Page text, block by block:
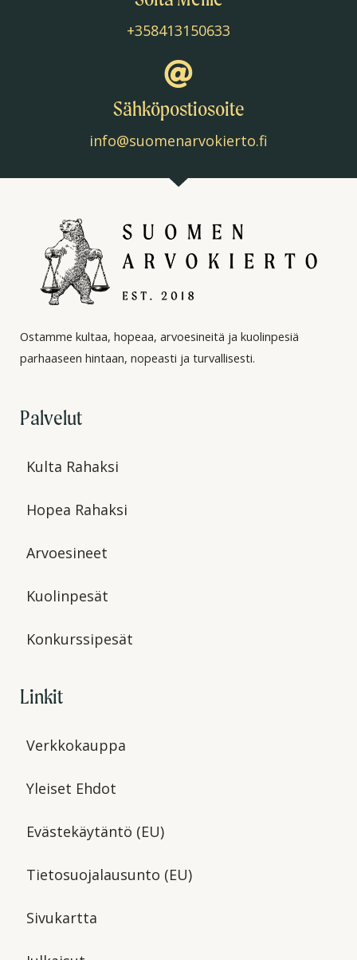
+358413150633
Sähköpostiosoite
info@suomenarvokierto.fi
Ostamme kultaa, hopeaa, arvoesineitä ja kuolinpesiä
parhaaseen hintaan, nopeasti ja turvallisesti.
Palvelut
Kulta Rahaksi
Hopea Rahaksi
Arvoesineet
Kuolinpesät
Konkurssipesät
Linkit
Verkkokauppa
Yleiset Ehdot
Evästekäytäntö (EU)
Tietosuojalausunto (EU)
Sivukartta